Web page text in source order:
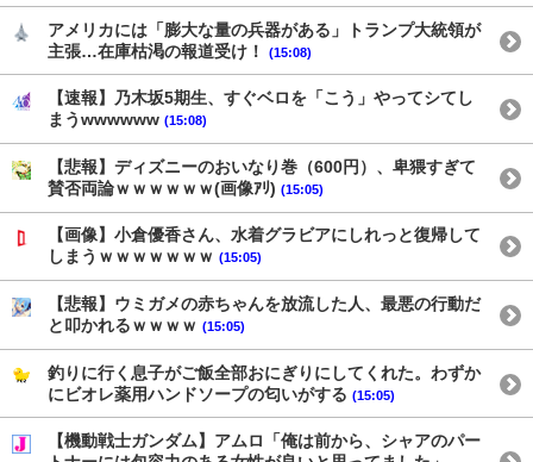
アメリカには「膨大な量の兵器がある」トランプ大統領が
主張…在庫枯渇の報道受け！
(15:08)
【速報】乃木坂5期生、すぐベロを「こう」やってシてし
まうwwwwww (15:08)
【悲報】ディズニーのおいなり巻（600円）、卑猥すぎて
賛否両論ｗｗｗｗｗｗ(画像ｱﾘ) (15:05)
【画像】小倉優香さん、水着グラビアにしれっと復帰して
しまうｗｗｗｗｗｗｗ (15:05)
【悲報】ウミガメの赤ちゃんを放流した人、最悪の行動だ
と叩かれるｗｗｗｗ (15:05)
釣りに行く息子がご飯全部おにぎりにしてくれた。わずか
にビオレ薬用ハンドソープの匂いがする (15:05)
【機動戦士ガンダム】アムロ「俺は前から、シャアのパー